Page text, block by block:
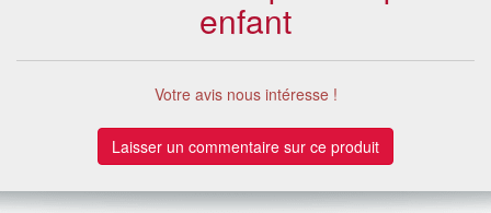
enfant
Votre avis nous intéresse !
Laisser un commentaire sur ce produit